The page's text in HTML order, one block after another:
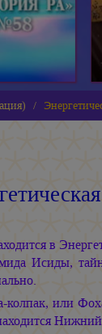
в
Исиды,
колпак, или